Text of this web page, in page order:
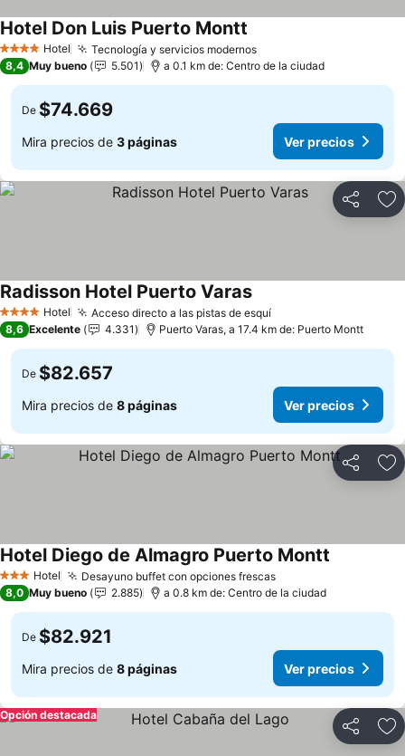
4 EstrellasHotel Tecnología y servicios modernosVer precios
Hotel Don Luis Puerto Montt
8,4 Muy bueno 5.501 a 0.1 km de: Centro de la ciudad
De $74.669
Mira precios de 3 páginas Ver precios
Compartir
4 EstrellasHotel Acceso directo a las pistas de esquíVer precios
Radisson Hotel Puerto VarasVer precios
8,6 Excelente 4.331 Puerto Varas, a 17.4 km de: Puerto Montt
De $82.657
Mira precios de 8 páginas Ver precios
Compartir
3 Estrellas
Hotel Desayuno buffet con opciones frescasVer precios
Hotel Diego de Almagro Puerto Montt
8,0 Muy bueno 2.885 a 0.8 km de: Centro de la ciudad
De $82.921
Mira precios de 8 páginas Ver precios
Compartir
Opción destacada